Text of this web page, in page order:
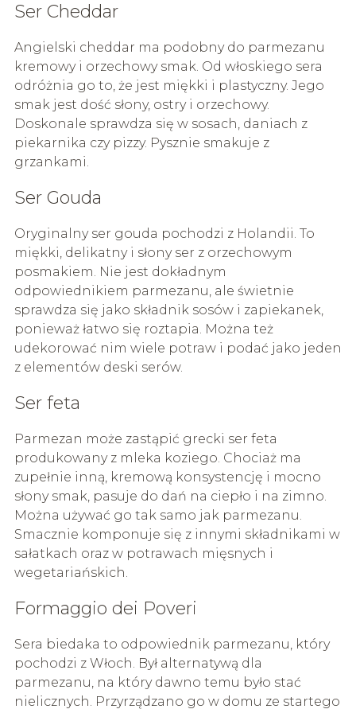
Ser Cheddar
Angielski cheddar ma podobny do parmezanu
kremowy i orzechowy smak. Od włoskiego sera
odróżnia go to, że jest miękki i plastyczny. Jego
smak jest dość słony, ostry i orzechowy.
Doskonale sprawdza się w sosach, daniach z
piekarnika czy pizzy. Pysznie smakuje z
grzankami.
Ser Gouda
Oryginalny ser gouda pochodzi z Holandii. To
miękki, delikatny i słony ser z orzechowym
posmakiem. Nie jest dokładnym
odpowiednikiem parmezanu, ale świetnie
sprawdza się jako składnik sosów i zapiekanek,
ponieważ łatwo się roztapia. Można też
udekorować nim wiele potraw i podać jako jeden
z elementów deski serów.
Ser feta
Parmezan może zastąpić grecki ser feta
produkowany z mleka koziego. Chociaż ma
zupełnie inną, kremową konsystencję i mocno
słony smak, pasuje do dań na ciepło i na zimno.
Można używać go tak samo jak parmezanu.
Smacznie komponuje się z innymi składnikami w
sałatkach oraz w potrawach mięsnych i
wegetariańskich.
Formaggio dei Poveri
Sera biedaka to odpowiednik parmezanu, który
pochodzi z Włoch. Był alternatywą dla
parmezanu, na który dawno temu było stać
nielicznych. Przyrządzano go w domu ze startego